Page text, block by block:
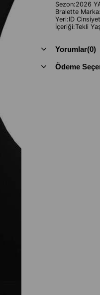
Sezon:2026
Bralette
Yeri:ID
İçeriği:Tekli
Yorumlar(0)
Ödeme